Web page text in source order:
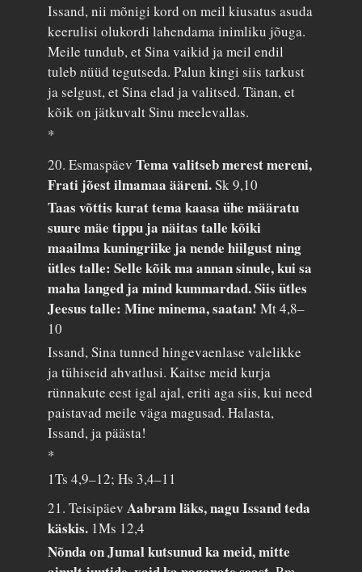
Issand, nii mõnigi kord on meil kiusatus asuda
keerulisi olukordi lahendama inimliku jõuga.
Meile tundub, et Sina vaikid ja meil endil
tuleb nüüd tegutseda. Palun kingi siis tarkust
ja selgust, et Sina elad ja valitsed. Tänan, et
kõik on jätkuvalt Sinu meelevallas.
*
20. EsmaspäevTema valitseb merest mereni,
Frati jõest ilmamaa ääreni.Sk 9,10
Taas võttis kurat tema kaasa ühe määratu
suure mäe tippu ja näitas talle kõiki
maailma kuningriike ja nende hiilgust ning
ütles talle: Selle kõik ma annan sinule, kui sa
maha langed ja mind kummardad. Siis ütles
Jeesus talle: Mine minema, saatan!Mt 4,8–
10
Issand, Sina tunned hingevaenlase valelikke
ja tühiseid ahvatlusi. Kaitse meid kurja
rünnakute eest igal ajal, eriti aga siis, kui need
paistavad meile väga magusad. Halasta,
Issand, ja päästa!
*
1Ts 4,9–12; Hs 3,4–11
21. TeisipäevAabram läks, nagu Issand teda
käskis. 1Ms 12,4
Nõnda on Jumal kutsunud ka meid, mitte